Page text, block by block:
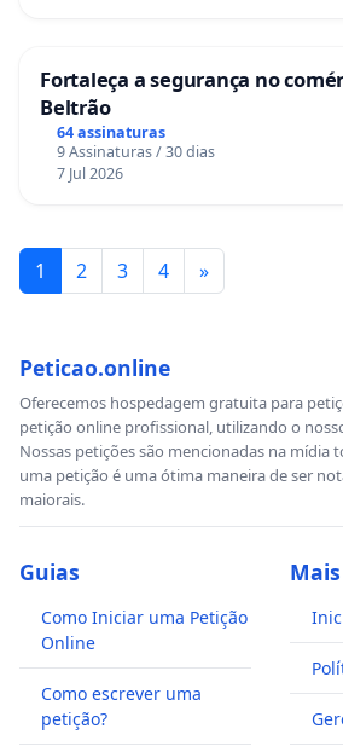
Fortaleça a segurança no
Beltrão
64 assinaturas
9 Assinaturas / 30 dias
7 Jul 2026
1 2 3 4 »
Peticao.online
Oferecemos hospedagem gratuita para
petição online profissional, utilizando o
Nossas petições são mencionadas na mídia
uma petição é uma ótima maneira de ser
maiorais.
Guias
Como Iniciar uma Petição
Online
Como escrever uma
petição?
Mais